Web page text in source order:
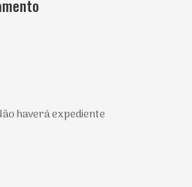
haverá expediente